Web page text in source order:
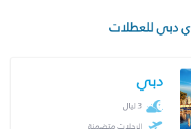
دبي للعطلات
دبي
3 ليال